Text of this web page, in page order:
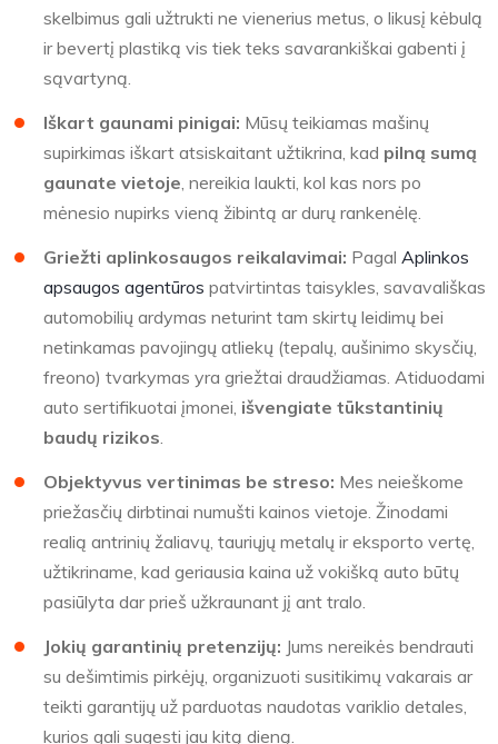
skelbimus gali užtrukti ne vienerius metus, o likusį kėbulą
ir bevertį plastiką vis tiek teks savarankiškai gabenti į
sąvartyną.
Iškart gaunami pinigai: Mūsų teikiamas mašinų
supirkimas iškart atsiskaitant užtikrina, kad pilną sumą
gaunate vietoje , nereikia laukti, kol kas nors po
mėnesio nupirks vieną žibintą ar durų rankenėlę.
Griežti aplinkosaugos reikalavimai: Pagal Aplinkos
apsaugos agentūros patvirtintas taisykles, savavališkas
automobilių ardymas neturint tam skirtų leidimų bei
netinkamas pavojingų atliekų (tepalų, aušinimo skysčių,
freono) tvarkymas yra griežtai draudžiamas. Atiduodami
auto sertifikuotai įmonei, išvengiate tūkstantinių
baudų rizikos
Objektyvus vertinimas be streso: Mes neieškome
priežasčių dirbtinai numušti kainos vietoje. Žinodami
realią antrinių žaliavų, tauriųjų metalų ir eksporto vertę,
užtikriname, kad geriausia kaina už vokišką auto būtų
pasiūlyta dar prieš užkraunant jį ant tralo.
Jokių garantinių pretenzijų: Jums nereikės bendrauti
su dešimtimis pirkėjų, organizuoti susitikimų vakarais ar
teikti garantijų už parduotas naudotas variklio detales,
kurios gali sugesti jau kitą dieną.